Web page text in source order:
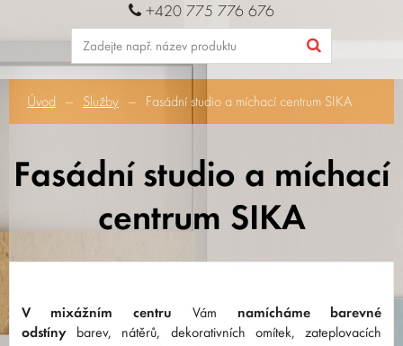
+420 775 776 676
Úvod Služby Fasádní studio a míchací centrum SIKA
Fasádní studio a míchací
centrum SIKA
V mixážním centru Vám namícháme barevné
odstínybarev, nátěrů, dekorativních omítek, zateplovacích